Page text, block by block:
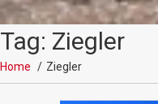
Tag: Ziegler
Home Ziegler